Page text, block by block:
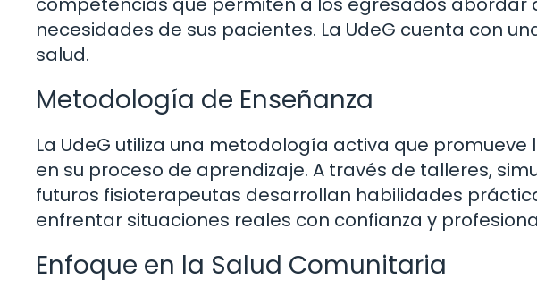
necesidades de sus pacientes. La UdeG cuenta con
salud.
Metodología de Enseñanza
La UdeG utiliza una metodología activa que
en su proceso de aprendizaje. A través de talleres,
futuros fisioterapeutas desarrollan habilidades
enfrentar situaciones reales con confianza y
Enfoque en la Salud Comunitaria